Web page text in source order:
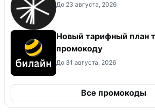
До 23 августа, 2026
Новый тарифный план
промокоду
До 31 августа, 2026
Все промокоды